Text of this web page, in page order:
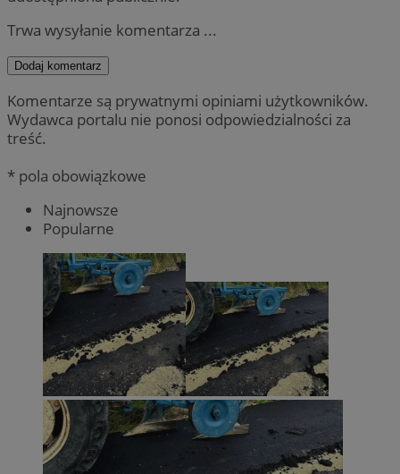
Trwa wysyłanie komentarza ...
Dodaj komentarz
Komentarze są prywatnymi opiniami użytkowników.
Wydawca portalu nie ponosi odpowiedzialności za
treść.
* pola obowiązkowe
Najnowsze
Popularne